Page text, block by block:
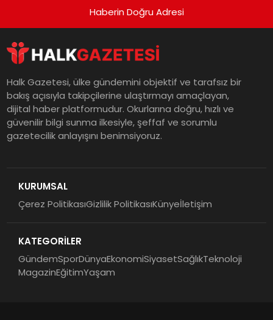
Haberin Doğru Adresi
Halk Gazetesi, ülke gündemini objektif ve tarafsız bir
bakış açısıyla takipçilerine ulaştırmayı amaçlayan,
dijital haber platformudur. Okurlarına doğru, hızlı ve
güvenilir bilgi sunma ilkesiyle, şeffaf ve sorumlu
gazetecilik anlayışını benimsiyoruz.
KURUMSAL
Çerez PolitikasıGizlilik PolitikasıKünyeİletişim
KATEGORİLER
GündemSporDünyaEkonomiSiyasetSağlıkTeknoloji
MagazinEğitimYaşam